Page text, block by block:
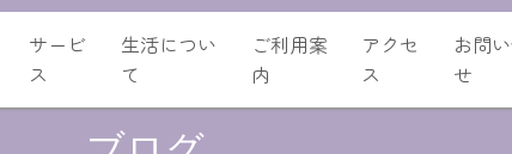
サービ
ス
生活につい
て
ご利用案
内
アクセ
ス
お問
せ